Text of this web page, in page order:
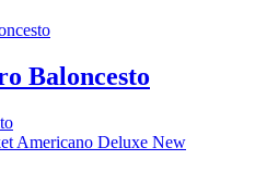
Baloncesto